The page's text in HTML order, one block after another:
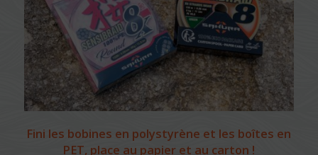
Fini les bobines en polystyrène et les boîtes en
PET, place au papier et au carton !